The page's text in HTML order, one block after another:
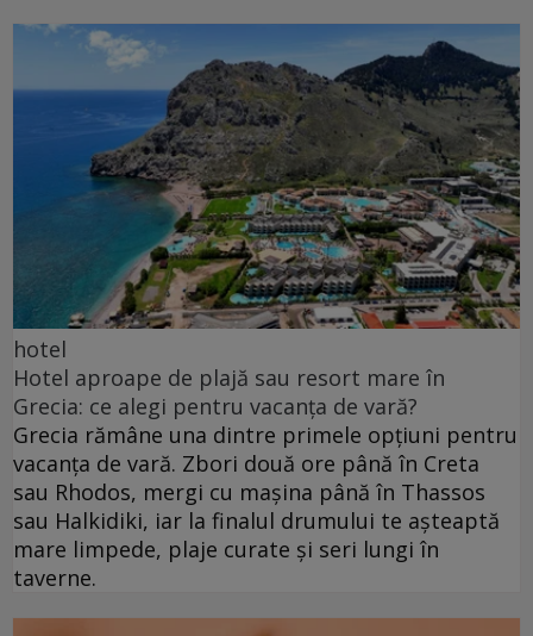
hotel
Hotel aproape de plajă sau resort mare în
Grecia: ce alegi pentru vacanța de vară?
Grecia rămâne una dintre primele opțiuni pentru
vacanța de vară. Zbori două ore până în Creta
sau Rhodos, mergi cu mașina până în Thassos
sau Halkidiki, iar la finalul drumului te așteaptă
mare limpede, plaje curate și seri lungi în
taverne.